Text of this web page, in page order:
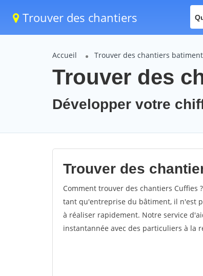
Trouver des chantiers
Accueil Trouver des chantiers batiment
Trouver des
Développer votre
Trouver des
Comment trouver des chantiers Cuffies
tant qu'entreprise du bâtiment, il n'est
à réaliser rapidement. Notre service
instantannée avec des particuliers à la